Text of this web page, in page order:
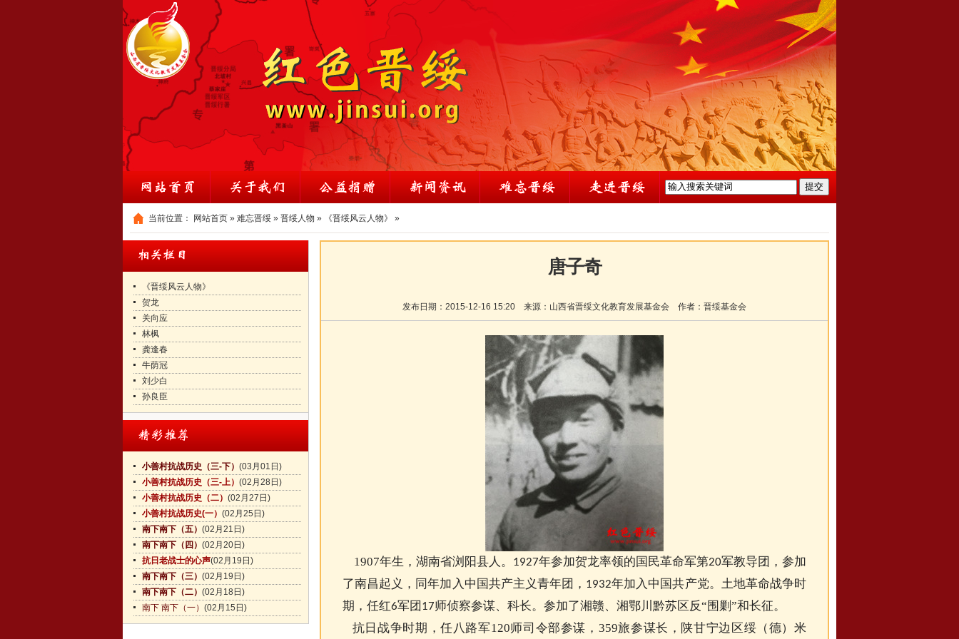
当前位置： 网站首页 » 难忘晋绥 » 晋绥人物 » 《晋绥风云人物》 »
《晋绥风云人物》
贺龙
关向应
林枫
龚逢春
牛荫冠
刘少白
孙良臣
小善村抗战历史（三-下） (03月01日)
小善村抗战历史（三-上） (02月28日)
小善村抗战历史（二） (02月27日)
小善村抗战历史(一） (02月25日)
南下南下（五） (02月21日)
南下南下（四） (02月20日)
抗日老战士的心声(02月19日)
南下南下（三） (02月19日)
南下南下（二） (02月18日)
南下 南下（一） (02月15日)
唐子奇
发布日期： 2015-12-16 15:20 来源： 山西省晋绥文化教育发展基金会 作者： 晋绥基金会
1907年生，湖南省浏阳县人。 1927年参加贺龙率领的国民革命军第20军教导团，参加
了南昌起义，同年加入中国共产主义青年团， 1932年加入中国共产党。土地革命战争时
期，任红6军团 17师侦察参谋、科长。参加了湘赣、湘鄂川黔苏区反“围剿”和长征。
抗日战争时期，任八路军120师司令部参谋， 359旅参谋长，陕甘宁边区绥 （ 德）米